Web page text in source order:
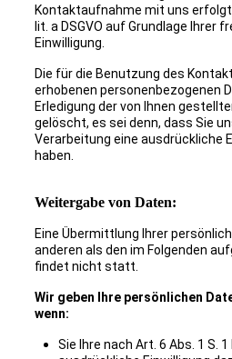
Kontaktaufnahme mit uns erfolgt
lit. a DSGVO auf Grundlage Ihrer
Einwilligung.
Die für die Benutzung des
erhobenen personenbezogenen
Erledigung der von Ihnen
gelöscht, es sei denn, dass Sie
Verarbeitung eine ausdrückliche
haben.
Weitergabe von Daten:
Eine Übermittlung Ihrer
anderen als den im Folgenden
findet nicht statt.
Wir geben Ihre persönlichen
wenn:
Sie Ihre nach Art. 6 Abs. 1 S. 1